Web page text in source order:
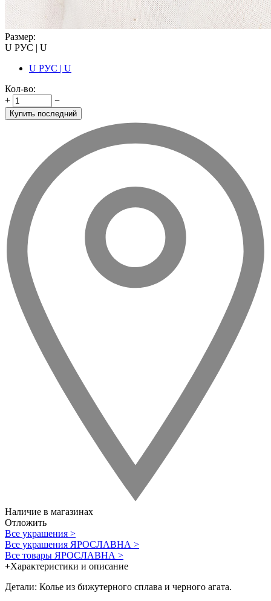
Размер:
U РУС | U
U РУС | U
Кол-во:
+
−
Купить последний
Наличие в магазинах
Отложить
Все украшения >
Все украшения ЯРОСЛАВНА >
Все товары ЯРОСЛАВНА >
+Характеристики и описание
Детали: Колье из бижутерного сплава и черного агата.